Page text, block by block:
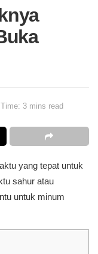
3 mins read
yang tepat untuk
sahur atau
untuk minum